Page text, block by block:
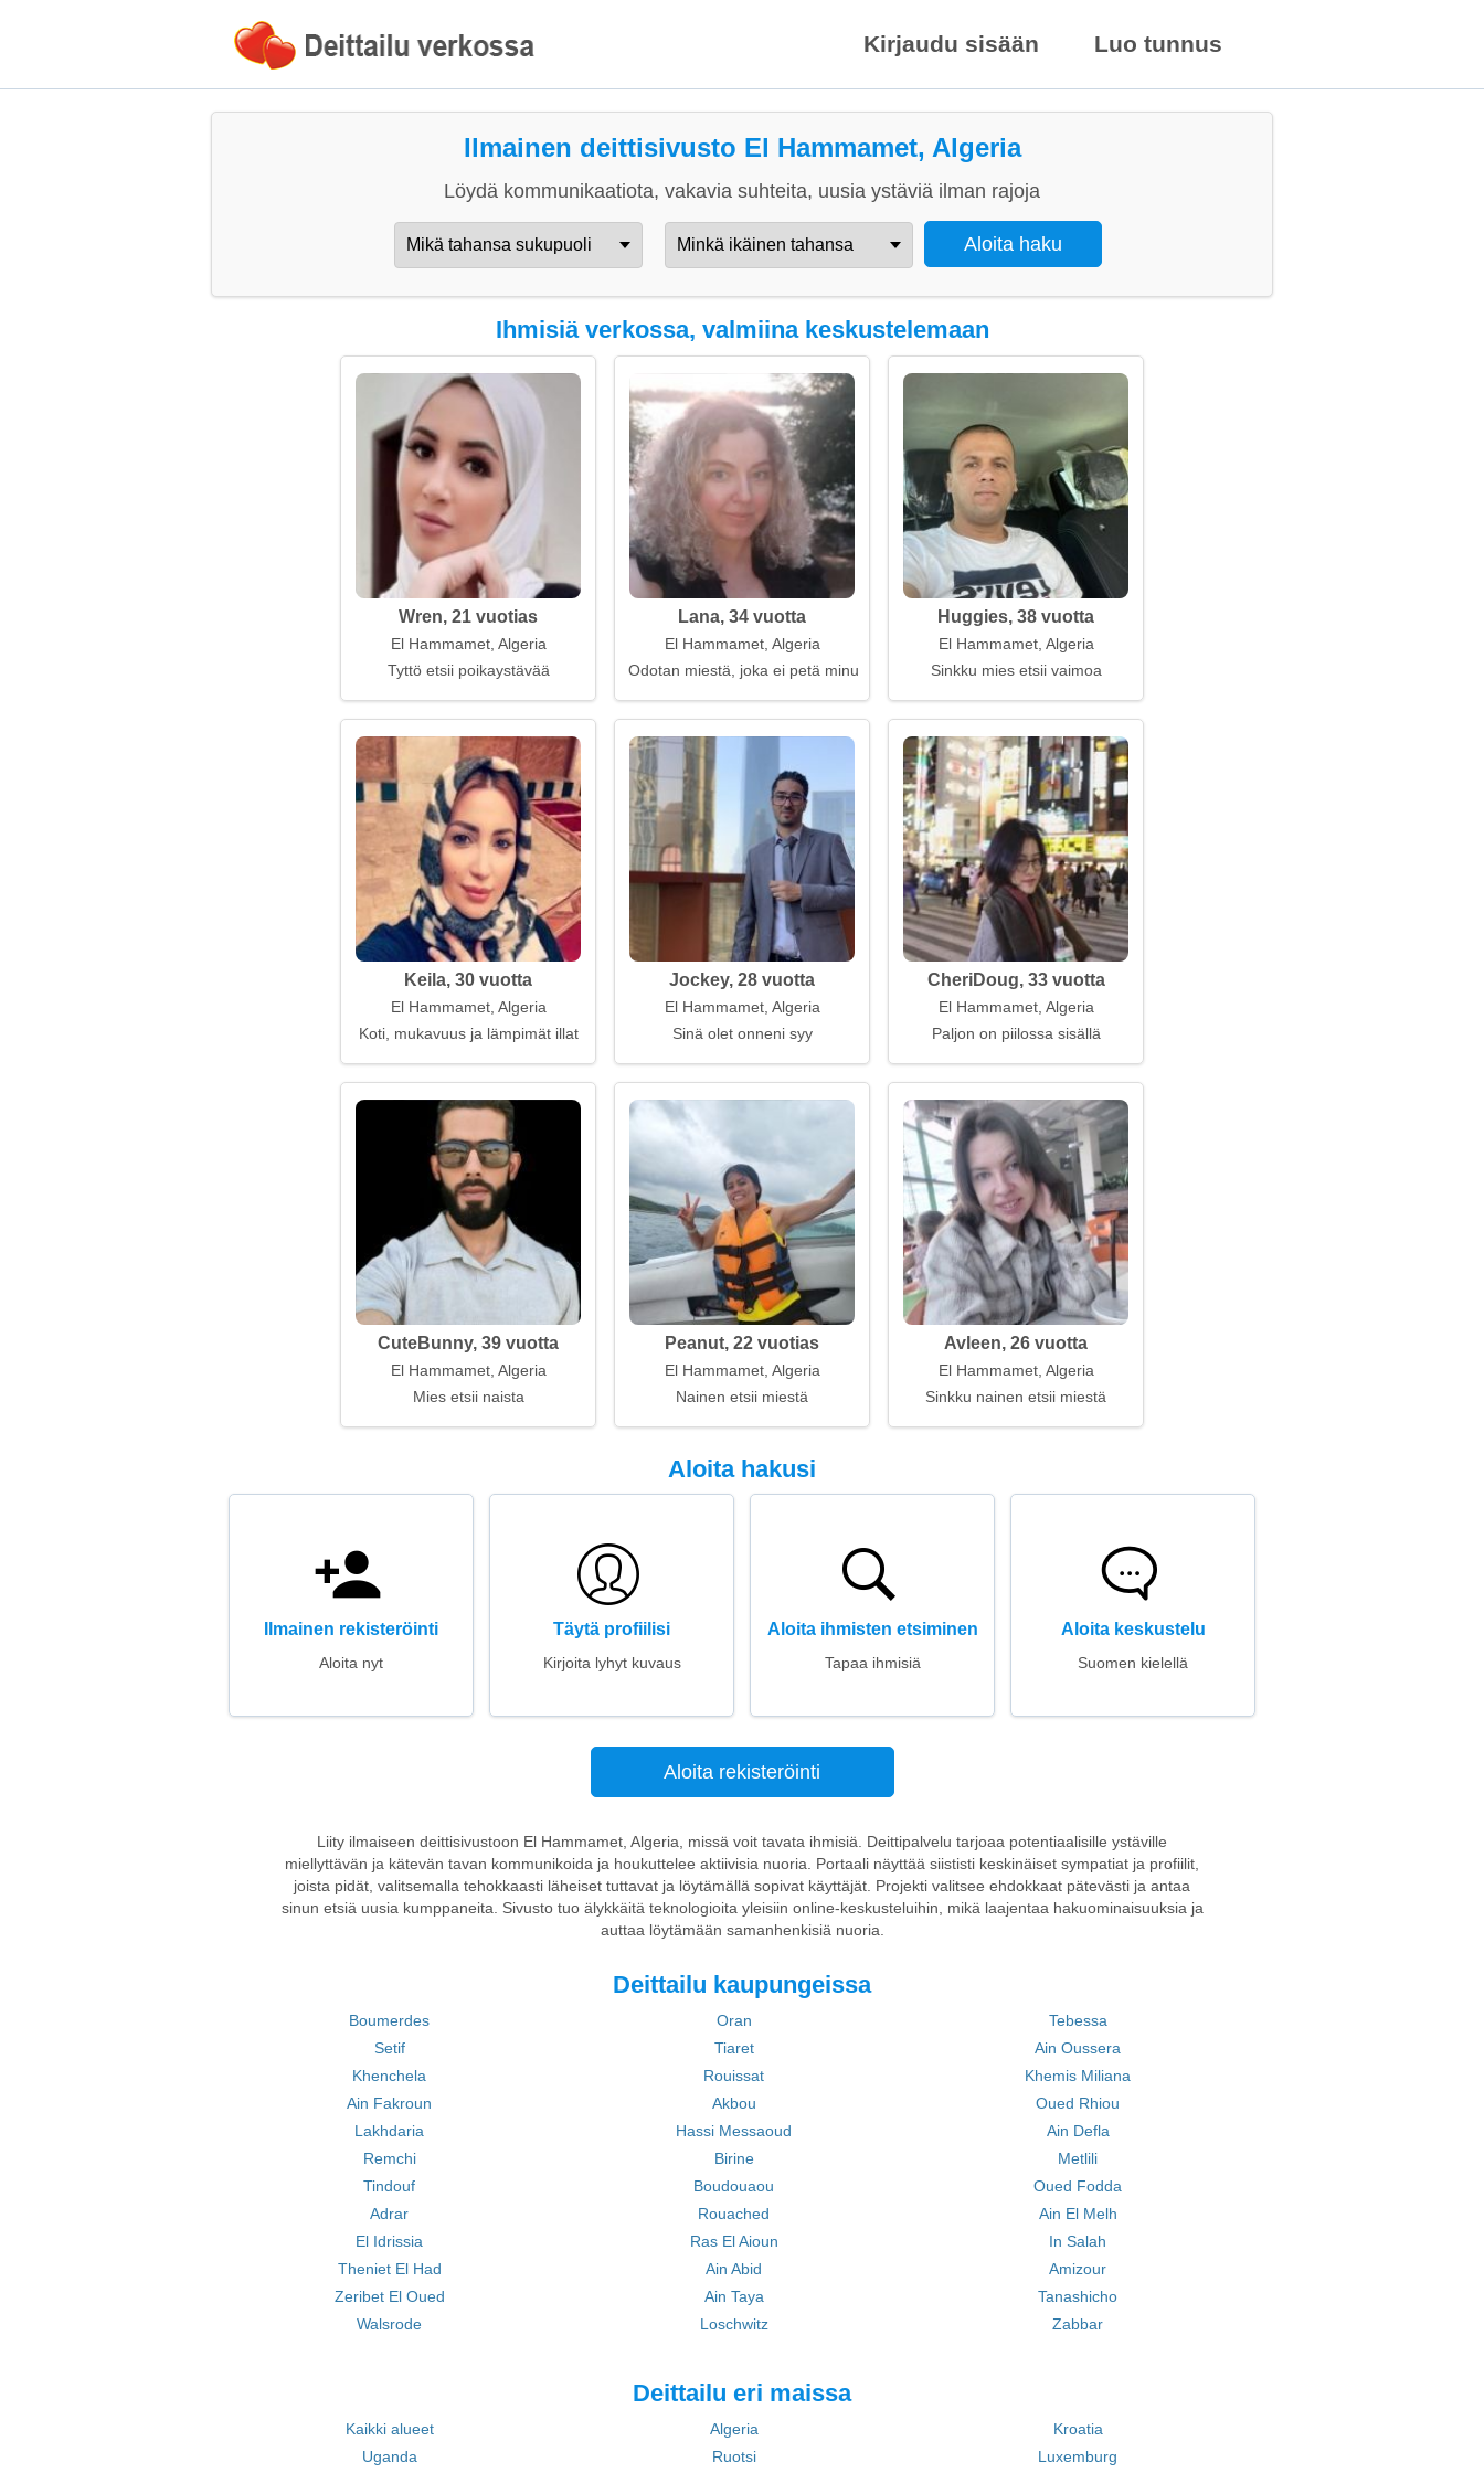
Kirjaudu sisään Luo tunnus
Ilmainen deittisivusto El Hammamet, Algeria
Löydä kommunikaatiota, vakavia suhteita, uusia ystäviä ilman rajoja
Ihmisiä verkossa, valmiina keskustelemaan
Wren, 21 vuotias
El Hammamet, Algeria
Tyttö etsii poikaystävää
Lana, 34 vuotta
El Hammamet, Algeria
Odotan miestä, joka ei petä minua
Huggies, 38 vuotta
El Hammamet, Algeria
Sinkku mies etsii vaimoa
Keila, 30 vuotta
El Hammamet, Algeria
Koti, mukavuus ja lämpimät illat
Jockey, 28 vuotta
El Hammamet, Algeria
Sinä olet onneni syy
CheriDoug, 33 vuotta
El Hammamet, Algeria
Paljon on piilossa sisällä
CuteBunny, 39 vuotta
El Hammamet, Algeria
Mies etsii naista
Peanut, 22 vuotias
El Hammamet, Algeria
Nainen etsii miestä
Avleen, 26 vuotta
El Hammamet, Algeria
Sinkku nainen etsii miestä
Aloita hakusi
Ilmainen rekisteröinti
Aloita nyt
Täytä profiilisi
Kirjoita lyhyt kuvaus
Aloita ihmisten etsiminen
Tapaa ihmisiä
Aloita keskustelu
Suomen kielellä
Aloita rekisteröinti
Liity ilmaiseen deittisivustoon El Hammamet, Algeria, missä voit tavata ihmisiä. Deittipalvelu tarjoaa potentiaalisille ystäville
miellyttävän ja kätevän tavan kommunikoida ja houkuttelee aktiivisia nuoria. Portaali näyttää siististi keskinäiset sympatiat ja profiilit,
joista pidät, valitsemalla tehokkaasti läheiset tuttavat ja löytämällä sopivat käyttäjät. Projekti valitsee ehdokkaat pätevästi ja antaa
sinun etsiä uusia kumppaneita. Sivusto tuo älykkäitä teknologioita yleisiin online-keskusteluihin, mikä laajentaa hakuominaisuuksia ja
auttaa löytämään samanhenkisiä nuoria.
Deittailu kaupungeissa
Boumerdes Oran
Tebessa
Setif
Tiaret
Ain Oussera
Khenchela
Rouissat
Khemis Miliana
Ain Fakroun
Akbou
Oued Rhiou
Lakhdaria
Hassi Messaoud
Ain Defla
Remchi
Birine
Metlili
Tindouf
Boudouaou
Oued Fodda
Adrar
Rouached
Ain El Melh
El Idrissia
Ras El Aioun
In Salah
Theniet El Had
Ain Abid
Amizour
Zeribet El Oued
Ain Taya
Tanashicho
Walsrode
Loschwitz Zabbar
Deittailu eri maissa
Kaikki alueet Algeria
Kroatia
Uganda
Ruotsi Luxemburg